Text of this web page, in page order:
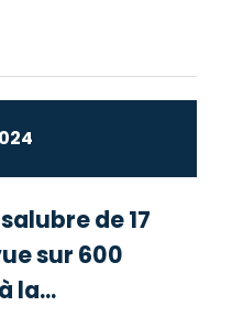
de 17
sur 600
la...